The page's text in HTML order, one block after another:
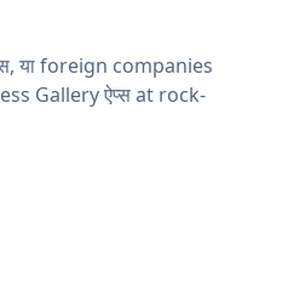
या foreign companies
Gallery ऐप्स at rock-